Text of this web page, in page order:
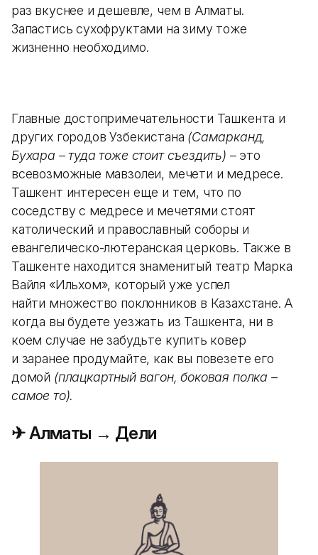
раз вкуснее и дешевле, чем в Алматы.
Запастись сухофруктами на зиму тоже
жизненно необходимо.
Главные достопримечательности Ташкента и
других городов Узбекистана (Самарканд,
Бухара – туда тоже стоит съездить) – это
всевозможные мавзолеи, мечети и медресе.
Ташкент интересен еще и тем, что по
соседству с медресе и мечетями стоят
католический и православный соборы и
евангелическо-лютеранская церковь. Также в
Ташкенте находится знаменитый театр Марка
Вайля «Ильхом», который уже успел
найти множество поклонников в Казахстане. А
когда вы будете уезжать из Ташкента, ни в
коем случае не забудьте купить ковер
и заранее продумайте, как вы повезете его
домой (плацкартный вагон, боковая полка –
самое то).
✈ Алматы → Дели